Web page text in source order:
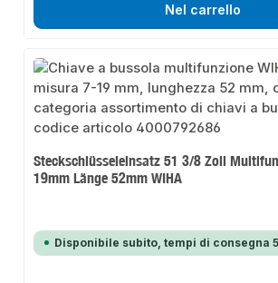
Nel carrello
Steckschlüsseleinsatz 51 3/8 Zoll
19mm Länge 52mm WIHA
Disponibile subito, tempi di consegna